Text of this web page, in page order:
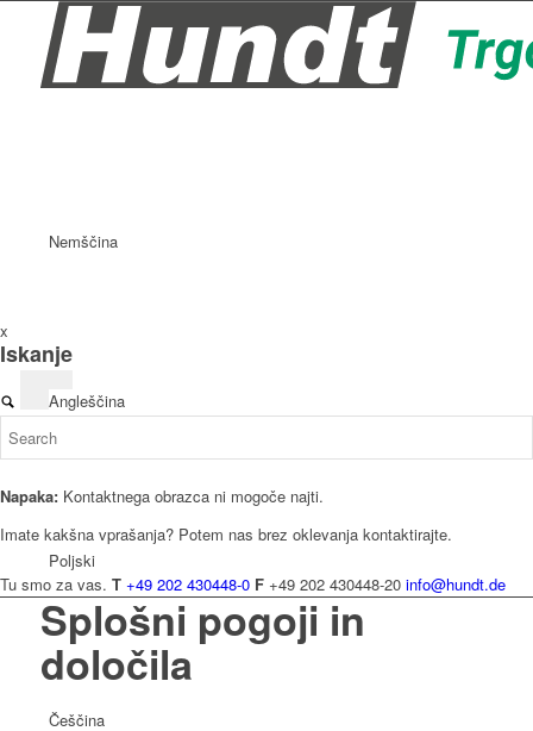
Nemščina
Angleščina
Poljski
Češčina
x
Iskanje
Napaka: Kontaktnega obrazca ni mogoče najti.
Imate kakšna vprašanja? Potem nas brez oklevanja kontaktirajte.
Tu smo za vas. T +49 202 430448-0 F +49 202 430448-20 info@hundt.de
Splošni pogoji in
določila